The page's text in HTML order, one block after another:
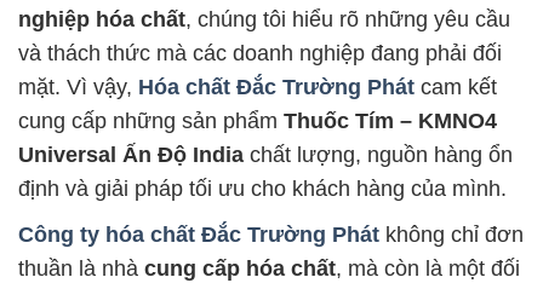
nghiệp hóa chất, chúng tôi hiểu rõ những yêu cầu
và thách thức mà các doanh nghiệp đang phải đối
mặt. Vì vậy, Hóa chất Đắc Trường Phát cam kết
cung cấp những sản phẩm Thuốc Tím – KMNO4
Universal Ấn Độ India chất lượng, nguồn hàng ổn
định và giải pháp tối ưu cho khách hàng của mình.
Công ty hóa chất Đắc Trường Phát không chỉ đơn
thuần là nhà cung cấp hóa chất, mà còn là một đối